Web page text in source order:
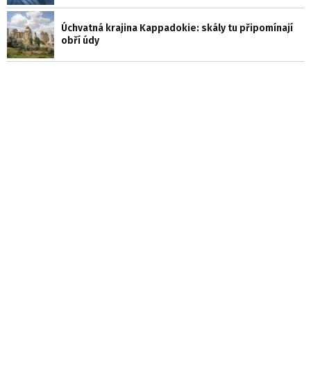
Úchvatná krajina Kappadokie: skály tu připomínají
obří údy